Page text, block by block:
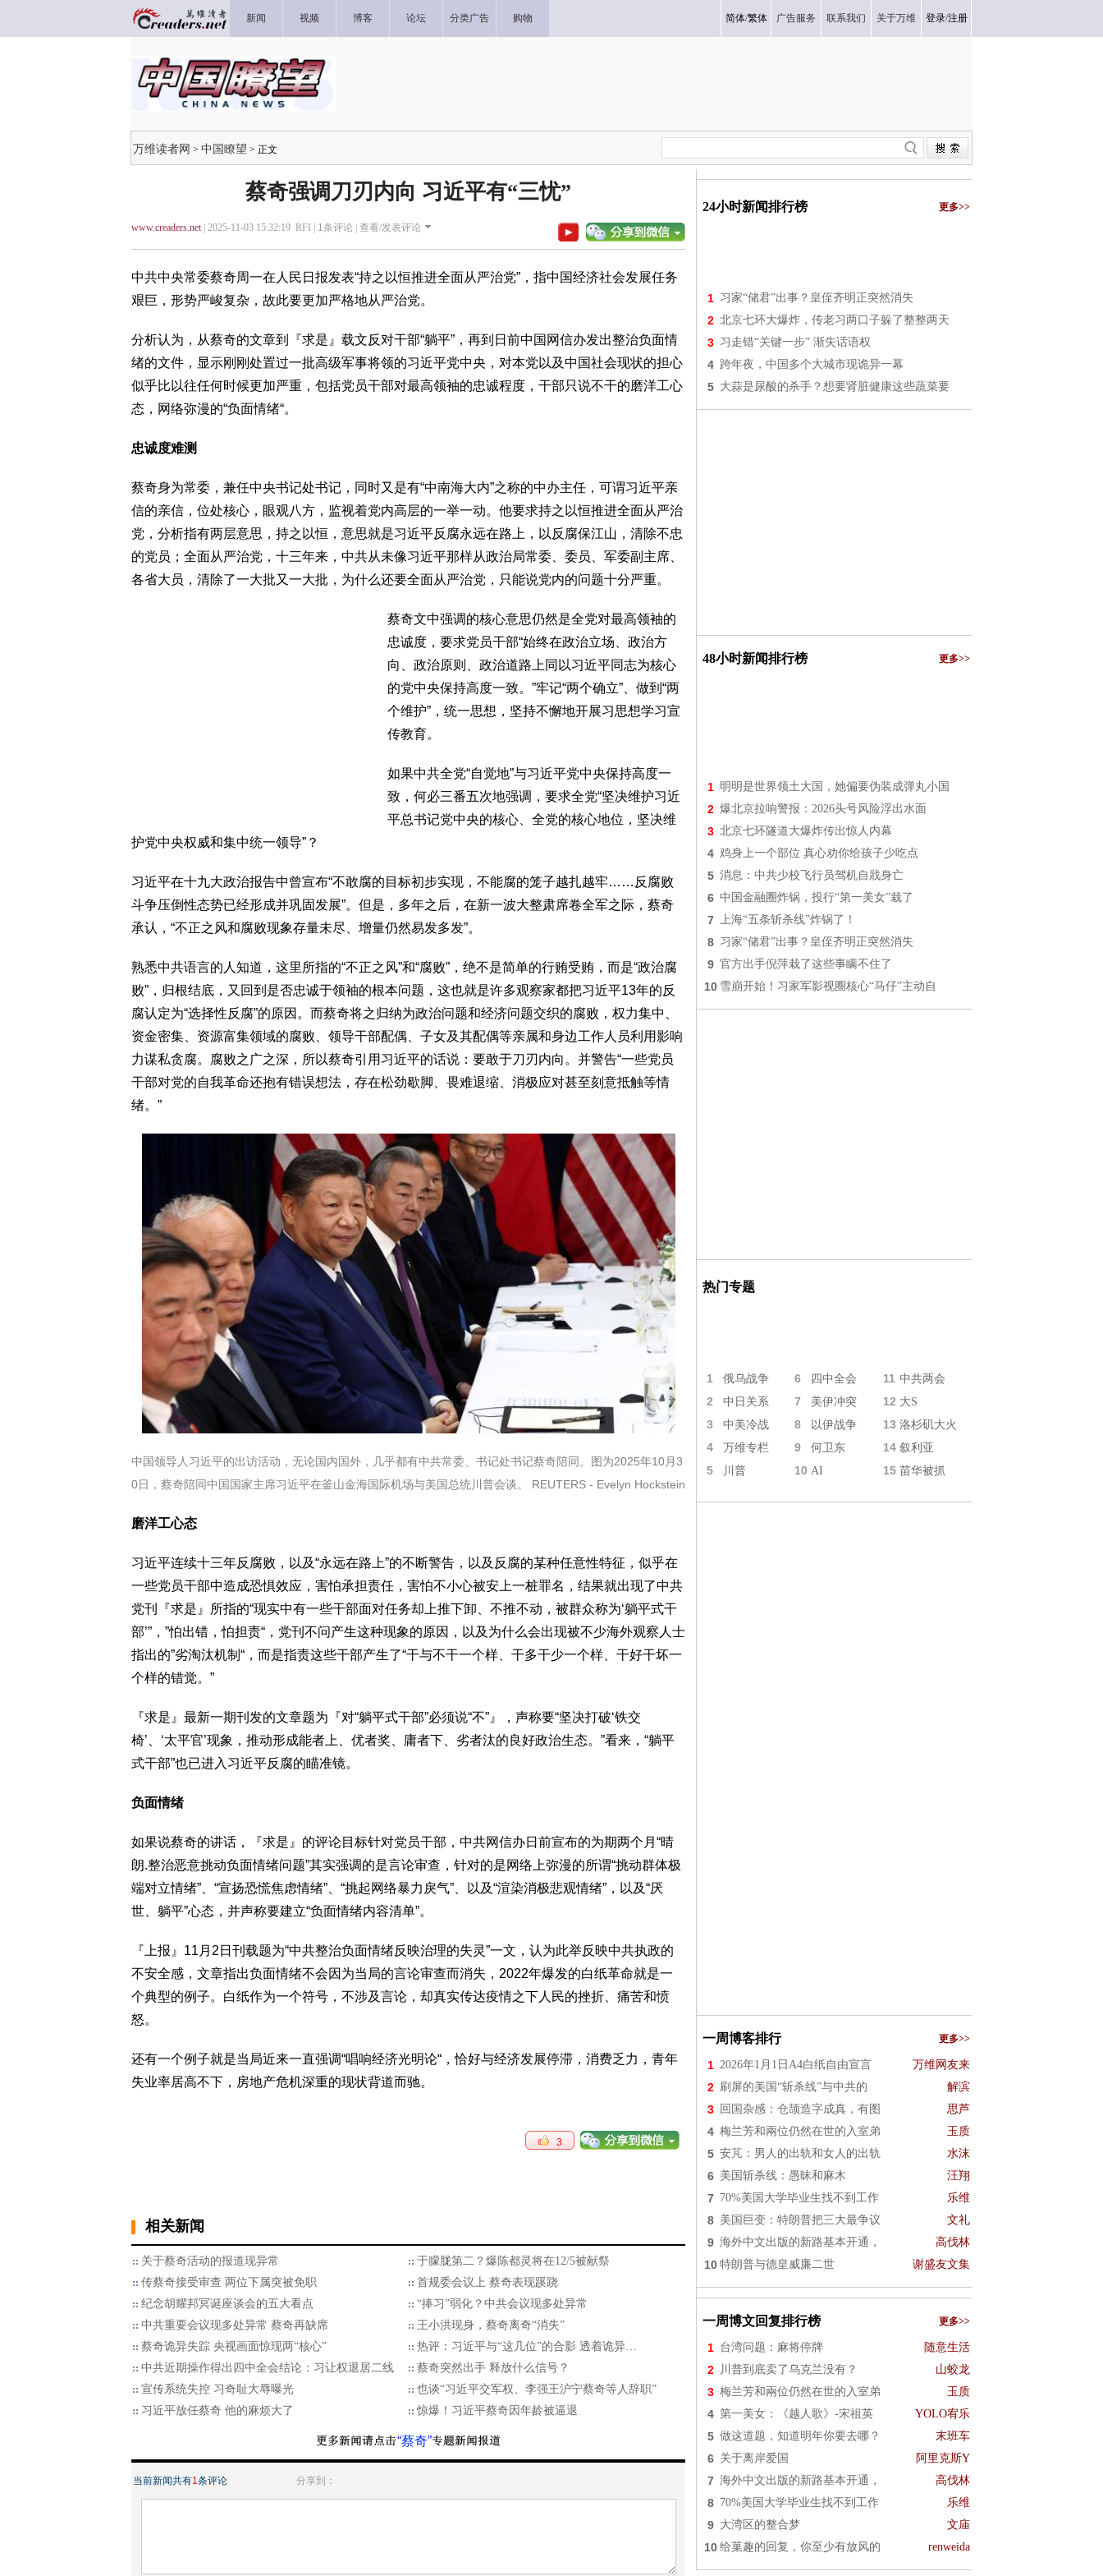
新闻 视频 博客 论坛 分类广告 购物 简体/繁体 广告服务 联系我们 关于万维 登录/注册
万维读者网 > 中国瞭望 > 正文
蔡奇强调刀刃内向 习近平有“三忧”
www.creaders.net| 2025-11-03 15:32:19 RFI | 1条评论 | 查看/发表评论
中共中央常委蔡奇周一在人民日报发表“持之以恒推进全面从严治党”，指中国经济社会发展任务
艰巨，形势严峻复杂，故此要更加严格地从严治党。
分析认为，从蔡奇的文章到『求是』载文反对干部“躺平”，再到日前中国网信办发出整治负面情
绪的文件，显示刚刚处置过一批高级军事将领的习近平党中央，对本党以及中国社会现状的担心
似乎比以往任何时候更加严重，包括党员干部对最高领袖的忠诚程度，干部只说不干的磨洋工心
态，网络弥漫的“负面情绪“。
忠诚度难测
蔡奇身为常委，兼任中央书记处书记，同时又是有“中南海大内”之称的中办主任，可谓习近平亲
信的亲信，位处核心，眼观八方，监视着党内高层的一举一动。他要求持之以恒推进全面从严治
党，分析指有两层意思，持之以恒，意思就是习近平反腐永远在路上，以反腐保江山，清除不忠
的党员；全面从严治党，十三年来，中共从未像习近平那样从政治局常委、委员、军委副主席、
各省大员，清除了一大批又一大批，为什么还要全面从严治党，只能说党内的问题十分严重。
蔡奇文中强调的核心意思仍然是全党对最高领袖的
忠诚度，要求党员干部“始终在政治立场、政治方
向、政治原则、政治道路上同以习近平同志为核心
的党中央保持高度一致。”牢记“两个确立”、做到“两
个维护”，统一思想，坚持不懈地开展习思想学习宣
传教育。
如果中共全党“自觉地”与习近平党中央保持高度一
致，何必三番五次地强调，要求全党“坚决维护习近
平总书记党中央的核心、全党的核心地位，坚决维
护党中央权威和集中统一领导”？
习近平在十九大政治报告中曾宣布“不敢腐的目标初步实现，不能腐的笼子越扎越牢……反腐败
斗争压倒性态势已经形成并巩固发展”。但是，多年之后，在新一波大整肃席卷全军之际，蔡奇
承认，“不正之风和腐败现象存量未尽、增量仍然易发多发”。
熟悉中共语言的人知道，这里所指的“不正之风”和“腐败”，绝不是简单的行贿受贿，而是“政治腐
败”，归根结底，又回到是否忠诚于领袖的根本问题，这也就是许多观察家都把习近平13年的反
腐认定为“选择性反腐”的原因。而蔡奇将之归纳为政治问题和经济问题交织的腐败，权力集中、
资金密集、资源富集领域的腐败、领导干部配偶、子女及其配偶等亲属和身边工作人员利用影响
力谋私贪腐。腐败之广之深，所以蔡奇引用习近平的话说：要敢于刀刃内向。并警告“一些党员
干部对党的自我革命还抱有错误想法，存在松劲歇脚、畏难退缩、消极应对甚至刻意抵触等情
绪。”
中国领导人习近平的出访活动，无论国内国外，几乎都有中共常委、书记处书记蔡奇陪同。图为2025年10月3
0日，蔡奇陪同中国国家主席习近平在釜山金海国际机场与美国总统川普会谈。 REUTERS - Evelyn Hockstein
磨洋工心态
习近平连续十三年反腐败，以及“永远在路上”的不断警告，以及反腐的某种任意性特征，似乎在
一些党员干部中造成恐惧效应，害怕承担责任，害怕不小心被安上一桩罪名，结果就出现了中共
党刊『求是』所指的“现实中有一些干部面对任务却上推下卸、不推不动，被群众称为‘躺平式干
部’”，”怕出错，怕担责“，党刊不问产生这种现象的原因，以及为什么会出现被不少海外观察人士
指出的”劣淘汰机制“，而是指责这些干部产生了“干与不干一个样、干多干少一个样、干好干坏一
个样的错觉。”
『求是』最新一期刊发的文章题为『对“躺平式干部”必须说“不”』，声称要“坚决打破‘铁交
椅’、‘太平官’现象，推动形成能者上、优者奖、庸者下、劣者汰的良好政治生态。”看来，“躺平
式干部”也已进入习近平反腐的瞄准镜。
负面情绪
如果说蔡奇的讲话，『求是』的评论目标针对党员干部，中共网信办日前宣布的为期两个月“晴
朗.整治恶意挑动负面情绪问题”其实强调的是言论审查，针对的是网络上弥漫的所谓“挑动群体极
端对立情绪”、“宣扬恐慌焦虑情绪”、“挑起网络暴力戾气”、以及“渲染消极悲观情绪”，以及“厌
世、躺平”心态，并声称要建立“负面情绪内容清单”。
『上报』11月2日刊载题为“中共整治负面情绪反映治理的失灵”一文，认为此举反映中共执政的
不安全感，文章指出负面情绪不会因为当局的言论审查而消失，2022年爆发的白纸革命就是一
个典型的例子。白纸作为一个符号，不涉及言论，却真实传达疫情之下人民的挫折、痛苦和愤
怒。
还有一个例子就是当局近来一直强调“唱响经济光明论“，恰好与经济发展停滞，消费乏力，青年
失业率居高不下，房地产危机深重的现状背道而驰。
3
相关新闻
关于蔡奇活动的报道现异常
于朦胧第二？爆陈都灵将在12/5被献祭
传蔡奇接受审查 两位下属突被免职
首规委会议上 蔡奇表现蹊跷
纪念胡耀邦冥诞座谈会的五大看点
“捧习”弱化？中共会议现多处异常
中共重要会议现多处异常 蔡奇再缺席
王小洪现身，蔡奇离奇“消失”
蔡奇诡异失踪 央视画面惊现两“核心”
热评：习近平与“这几位”的合影 透着诡异…
中共近期操作得出四中全会结论：习让权退居二线
蔡奇突然出手 释放什么信号？
宣传系统失控 习奇耻大辱曝光
也谈“习近平交军权、李强王沪宁蔡奇等人辞职”
习近平放任蔡奇 他的麻烦大了
惊爆！习近平蔡奇因年龄被逼退
“蔡奇”
当前新闻共有1条评论 分享到：
24小时新闻排行榜 更多>>
1 习家“储君”出事？皇侄齐明正突然消失
2 北京七环大爆炸，传老习两口子躲了整整两天
3 习走错“关键一步” 渐失话语权
4 跨年夜，中国多个大城市现诡异一幕
5 大蒜是尿酸的杀手？想要肾脏健康这些蔬菜要
48小时新闻排行榜 更多>>
1 明明是世界领土大国，她偏要伪装成弹丸小国
2 爆北京拉响警报：2026头号风险浮出水面
3 北京七环隧道大爆炸传出惊人内幕
4 鸡身上一个部位 真心劝你给孩子少吃点
5 消息：中共少校飞行员驾机自戕身亡
6 中国金融圈炸锅，投行“第一美女”栽了
7 上海“五条斩杀线”炸锅了！
8 习家“储君”出事？皇侄齐明正突然消失
9 官方出手倪萍栽了这些事瞒不住了
10 雪崩开始！习家军影视圈核心“马仔”主动自
热门专题
1 俄乌战争 6 四中全会 11 中共两会
2 中日关系 7 美伊冲突 12 大S
3 中美冷战 8 以伊战争 13 洛杉矶大火
4 万维专栏 9 何卫东 14 叙利亚
5 川普 10 AI 15 苗华被抓
一周博客排行 更多>>
1 2026年1月1日A4白纸自由宣言 万维网友来
2 刷屏的美国“斩杀线”与中共的 解滨
3 回国杂感：仓颉造字成真，有图 思芦
4 梅兰芳和兩位仍然在世的入室弟 玉质
5 安芃：男人的出轨和女人的出轨 水沫
6 美国斩杀线：愚昧和麻木 汪翔
7 70%美国大学毕业生找不到工作 乐维
8 美国巨变：特朗普把三大最争议 文礼
9 海外中文出版的新路基本开通， 高伐林
10 特朗普与德皇威廉二世 谢盛友文集
一周博文回复排行榜 更多>>
1 台湾问题：麻将停牌 随意生活
2 川普到底卖了乌克兰没有？ 山蛟龙
3 梅兰芳和兩位仍然在世的入室弟 玉质
4 第一美女：《越人歌》-宋祖英 YOLO宥乐
5 做这道题，知道明年你要去哪？ 末班车
6 关于离岸爱国 阿里克斯Y
7 海外中文出版的新路基本开通， 高伐林
8 70%美国大学毕业生找不到工作 乐维
9 大湾区的整合梦 文庙
10 给菓趣的回复，你至少有放风的 renweida